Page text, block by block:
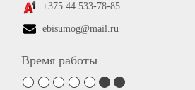
+375 44 533-78-85
ebisumog@mail.ru
Время работы